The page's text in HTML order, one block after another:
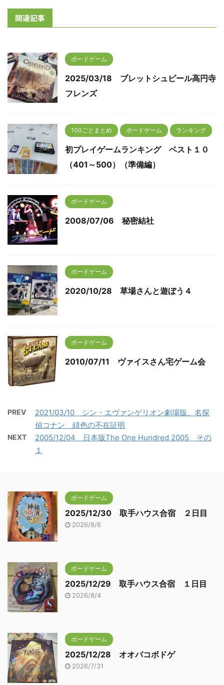
関連記事
ボードゲーム
2025/03/18 ブレットシュピール高円寺
フレンズ
100ごとまとめ ボードゲーム ランキング
初プレイゲームランキング ベスト１０
（401～500）（準備編）
ボードゲーム
2008/07/06 秘密結社
ボードゲーム
2020/10/28 草場さんと遊ぼう４
ボードゲーム
2010/07/11 ヴァイスさん宅ゲーム会
PREV
2021/03/10 シン・エヴァンゲリオン劇場版、名探
偵コナン 緋色の不在証明
NEXT
2005/12/04 日本版The One Hundred 2005 その
１
ボードゲーム
2025/12/30 取手ハウス合宿 ２日目
2026/8/6
ボードゲーム
2025/12/29 取手ハウス合宿 １日目
2026/8/4
ボードゲーム
2025/12/28 オオバコボドゲ
2026/7/31